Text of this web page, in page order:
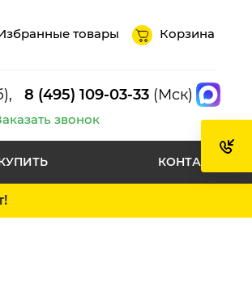
товары Корзина
8 (495) 109-03-33 (Мск)
звонок
КОНТАКТЫ